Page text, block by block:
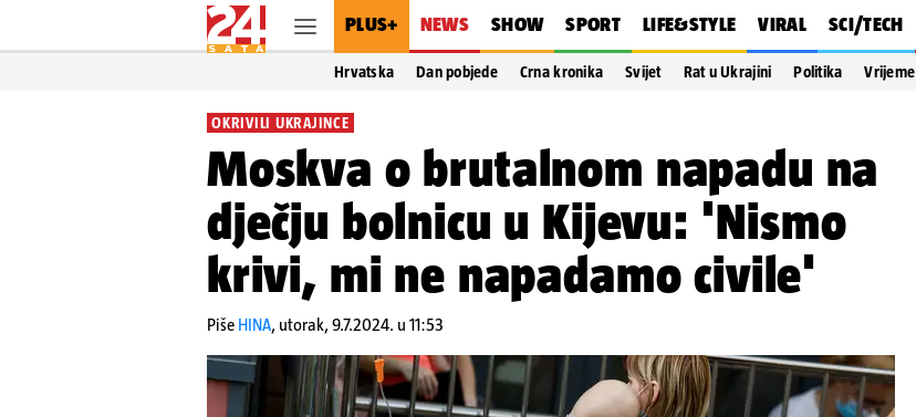
PLUS+ NEWS SHOW SPORT LIFE&STYLE VIRAL SCI/TECH
Hrvatska Dan pobjede Crna kronika Svijet Rat u Ukrajini Politika Vrijeme
OKRIVILI UKRAJINCE
Moskva o brutalnom napadu na
dječju bolnicu u Kijevu: 'Nismo
krivi, mi ne napadamo civile'
Piše HINA, utorak, 9.7.2024. u 11:53